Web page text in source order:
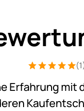
Bewertung: 5
1 Bewertung
Erfahrung mit